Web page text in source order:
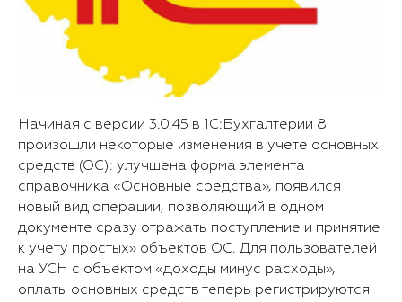
Начиная с версии 3.0.45 в 1С:Бухгалтерии 8
произошли некоторые изменения в учете основных
средств (ОС): улучшена форма элемента
справочника «Основные средства», появился
новый вид операции, позволяющий в одном
документе сразу отражать поступление и принятие
к учету простых» объектов ОС. Для пользователей
на УСН с объектом «доходы минус расходы»,
оплаты основных средств теперь регистрируются